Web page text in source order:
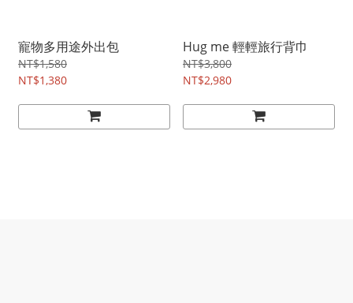
寵物多用途外出包
NT$1,580
NT$1,380
Hug me 輕輕旅行背巾
NT$3,800
NT$2,980